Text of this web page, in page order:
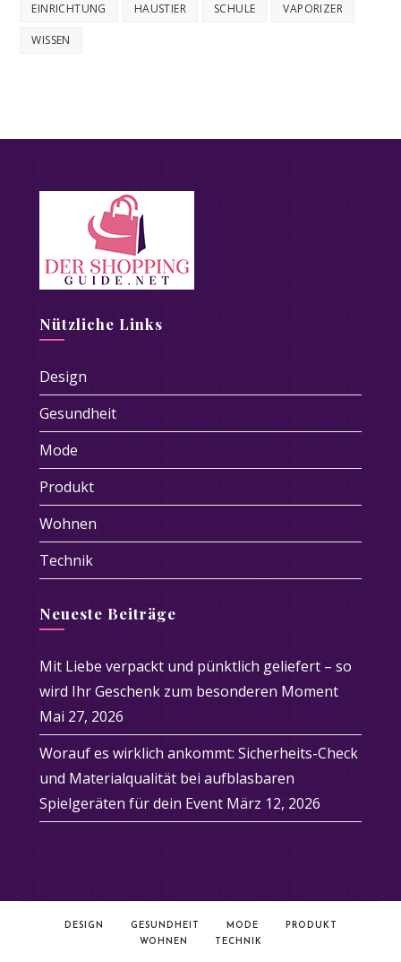
EINRICHTUNG HAUSTIER SCHULE VAPORIZER
WISSEN
Nützliche Links
Design
Gesundheit
Mode
Produkt
Wohnen
Technik
Neueste Beiträge
Mit Liebe verpackt und pünktlich geliefert – so
wird Ihr Geschenk zum besonderen Moment
Mai 27, 2026
Worauf es wirklich ankommt: Sicherheits-Check
und Materialqualität bei aufblasbaren
Spielgeräten für dein Event März 12, 2026
DESIGN GESUNDHEIT MODE
PRODUKT
WOHNEN
TECHNIK